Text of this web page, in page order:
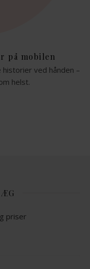
på mobilen
ved hånden –
helst.
priser